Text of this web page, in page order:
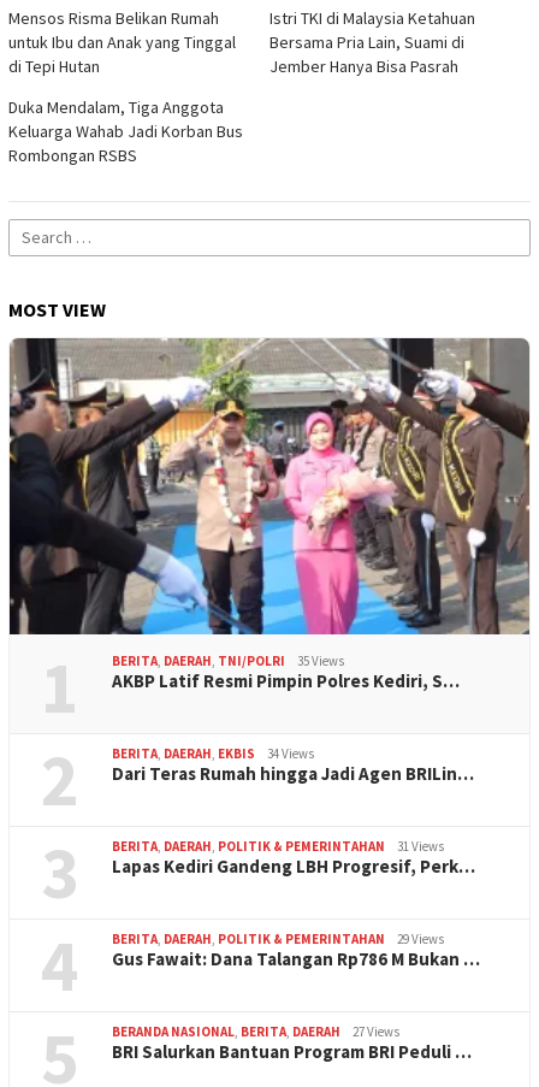
Mensos Risma Belikan Rumah
untuk Ibu dan Anak yang Tinggal
di Tepi Hutan
Istri TKI di Malaysia Ketahuan
Bersama Pria Lain, Suami di
Jember Hanya Bisa Pasrah
Duka Mendalam, Tiga Anggota
Keluarga Wahab Jadi Korban Bus
Rombongan RSBS
Search
for:
MOST VIEW
1 BERITA, DAERAH, TNI/POLRI 35 Views
AKBP Latif Resmi Pimpin Polres Kediri, S…
2 BERITA, DAERAH, EKBIS 34 Views
Dari Teras Rumah hingga Jadi Agen BRILin…
3 BERITA, DAERAH, POLITIK & PEMERINTAHAN 31 Views
Lapas Kediri Gandeng LBH Progresif, Perk…
4 BERITA, DAERAH, POLITIK & PEMERINTAHAN 29 Views
Gus Fawait: Dana Talangan Rp786 M Bukan …
5 BERANDA NASIONAL, BERITA, DAERAH 27 Views
BRI Salurkan Bantuan Program BRI Peduli …